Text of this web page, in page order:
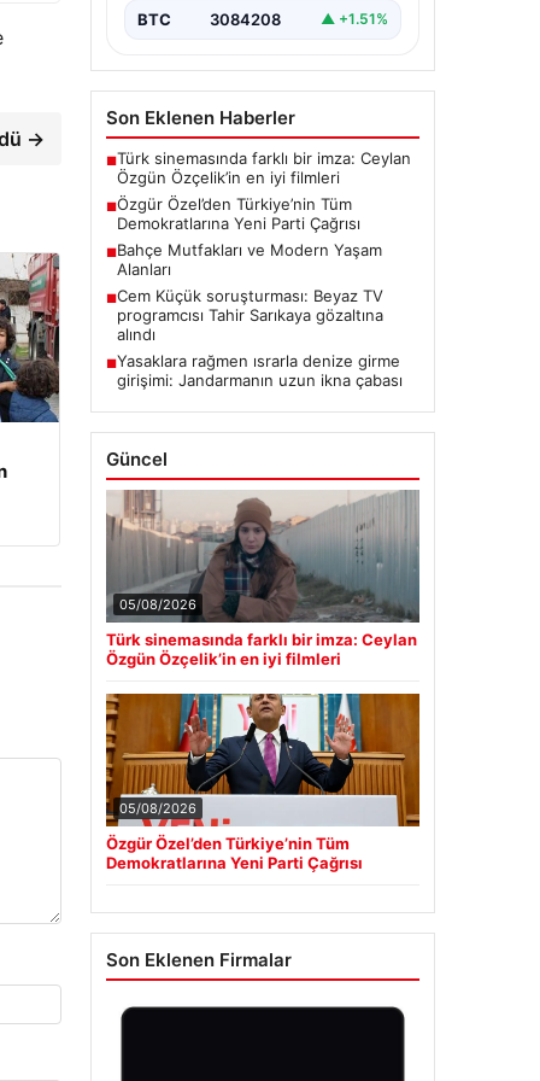
→
BTC 3084208 ▲ +1.51%
Son Eklenen Haberler
■Türk sinemasında farklı bir imza: Ceylan
Özgün Özçelik’in en iyi filmleri
■Özgür Özel’den Türkiye’nin Tüm
Demokratlarına Yeni Parti Çağrısı
■Bahçe Mutfakları ve Modern Yaşam
Alanları
■Cem Küçük soruşturması: Beyaz TV
programcısı Tahir Sarıkaya gözaltına
alındı
■Yasaklara rağmen ısrarla denize girme
girişimi: Jandarmanın uzun ikna çabası
Güncel
05/08/2026
Türk sinemasında farklı bir imza: Ceylan
Özgün Özçelik’in en iyi filmleri
05/08/2026
Özgür Özel’den Türkiye’nin Tüm
Demokratlarına Yeni Parti Çağrısı
Son Eklenen Firmalar